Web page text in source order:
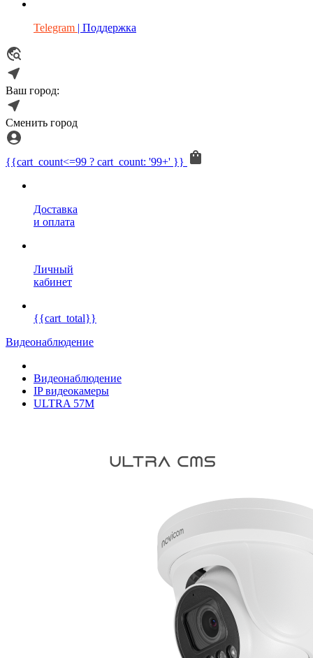
Telegram | Поддержка
Ваш город:
Сменить город
{{cart_count<=99 ? cart_count: '99+' }}
Доставка
и оплата
Личный
кабинет
{{cart_total}}
Видеонаблюдение
Видеонаблюдение
IP видеокамеры
ULTRA 57M